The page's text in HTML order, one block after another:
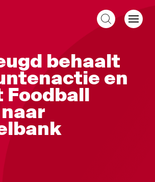
behaalt
en
Foodball